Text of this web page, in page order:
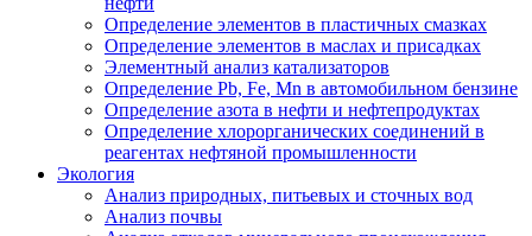
Определение элементов в пластичных смазках
Определение элементов в маслах и присадках
Элементный анализ катализаторов
Определение Pb, Fe, Mn в автомобильном бензине
Определение азота в нефти и нефтепродуктах
Определение хлорорганических соединений в
реагентах нефтяной промышленности
Экология
Анализ природных, питьевых и сточных вод
Анализ почвы